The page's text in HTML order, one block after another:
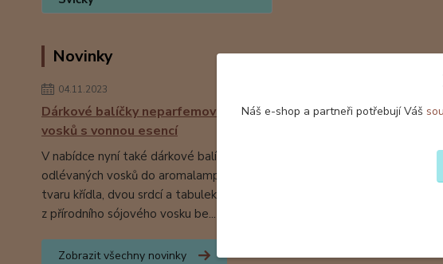
Novinky
04.11.2023
Dárkové balíčky neparfemovaných
vosků s vonnou esencí
V nabídce nyní také dárkové balíčky ručně
odlévaných vosků do aromalampy ve
tvaru křídla, dvou srdcí a tabulek čokolády
z přírodního sójového vosku be...
Zobrazit všechny novinky
Náš e-shop a partneři potřebují Váš